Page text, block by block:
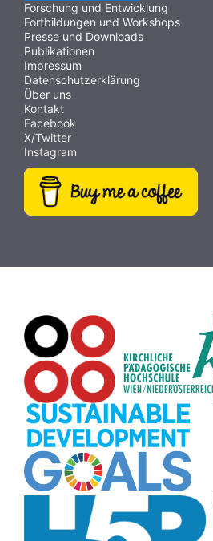
Forschung und Entwicklung
Fortbildungen und Workshops
Presse und Downloads
Publikationen
Impressum
Datenschutzerklärung
Über uns
Kontakt
Facebook
X/Twitter
Instagram